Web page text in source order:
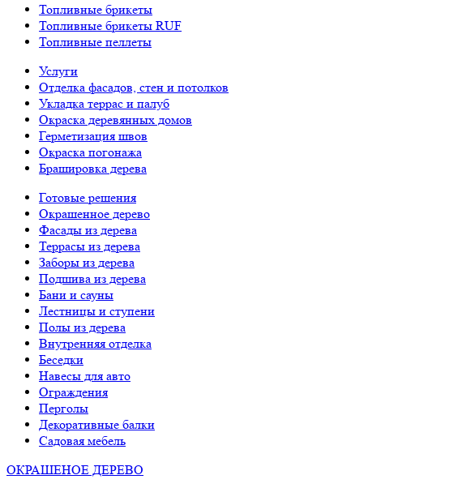
Топливные брикеты
Топливные брикеты RUF
Топливные пеллеты
Услуги
Отделка фасадов, стен и потолков
Укладка террас и палуб
Окраска деревянных домов
Герметизация швов
Окраска погонажа
Брашировка дерева
Готовые решения
Окрашенное дерево
Фасады из дерева
Террасы из дерева
Заборы из дерева
Подшива из дерева
Бани и сауны
Лестницы и ступени
Полы из дерева
Внутренняя отделка
Беседки
Навесы для авто
Ограждения
Перголы
Декоративные балки
Садовая мебель
ОКРАШЕНОЕ ДЕРЕВО